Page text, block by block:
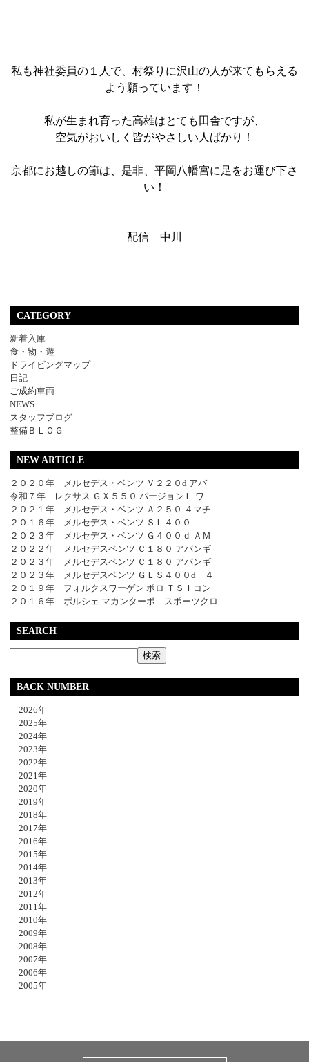
私も神社委員の１人で、村祭りに沢山の人が来てもらえる
よう願っています！
私が生まれ育った高雄はとても田舎ですが、
空気がおいしく皆がやさしい人ばかり！
京都にお越しの節は、是非、平岡八幡宮に足をお運び下さ
い！
配信 中川
CATEGORY
新着入庫
食・物・遊
ドライビングマップ
日記
ご成約車両
NEWS
スタッフブログ
整備ＢＬＯＧ
NEW ARTICLE
２０２０年 メルセデス・ベンツ Ｖ２２０d アバ
令和７年 レクサス ＧＸ５５０ バージョンＬ ワ
２０２１年 メルセデス・ベンツ Ａ２５０ ４マチ
２０１６年 メルセデス・ベンツ ＳＬ４００
２０２３年 メルセデス・ベンツ Ｇ４００ｄ ＡＭ
２０２２年 メルセデスベンツ Ｃ１８０ アバンギ
２０２３年 メルセデスベンツ Ｃ１８０ アバンギ
２０２３年 メルセデスベンツ ＧＬＳ４００d ４
２０１９年 フォルクスワーゲン ポロ ＴＳＩコン
２０１６年 ポルシェ マカンターボ スポーツクロ
SEARCH
BACK NUMBER
2026年
2025年
2024年
2023年
2022年
2021年
2020年
2019年
2018年
2017年
2016年
2015年
2014年
2013年
2012年
2011年
2010年
2009年
2008年
2007年
2006年
2005年